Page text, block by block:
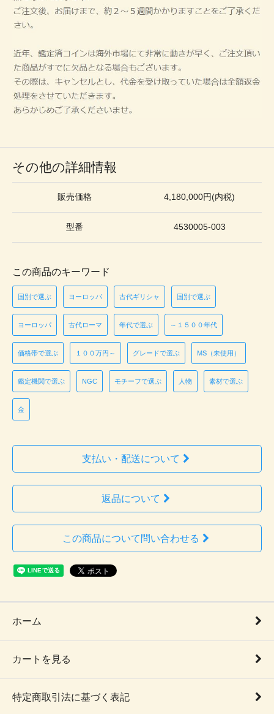
その他の詳細情報
販売価格 4,180,000円(内税)
型番 4530005-003
この商品のキーワード
国別で選ぶ ヨーロッパ 古代ギリシャ 国別で選ぶ
ヨーロッパ 古代ローマ 年代で選ぶ ～１５００年代
価格帯で選ぶ １００万円～ グレードで選ぶ MS（未使用）
鑑定機関で選ぶ NGC モチーフで選ぶ 人物 素材で選ぶ
金
支払い・配送について
返品について
この商品について問い合わせる
ホーム
カートを見る
特定商取引法に基づく表記